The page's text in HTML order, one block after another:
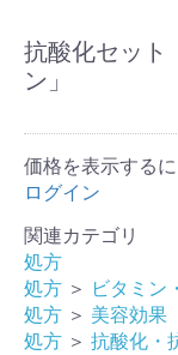
抗酸化セット
ン」
価格を表示する
ログイン
関連カテゴリ
処方
処方 ＞ ビタミン
処方 ＞ 美容効果
処方 ＞ 抗酸化・